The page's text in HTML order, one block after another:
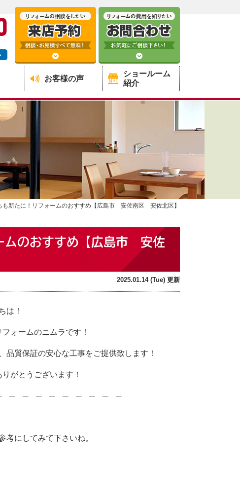
お客様の声
ショールーム
紹介
も新たに！リフォームのおすすめ【広島市 安佐南区 安佐北区】
ムのおすすめ【広島市 安佐
2025.01.14 (Tue) 更新
は！
ォームのニムラです！
質保証の安心な工事をご提供致します！
がとうございます！
─ ─ ─ ─ ─ ─ ─ ─ ─
考にしてみて下さいね。